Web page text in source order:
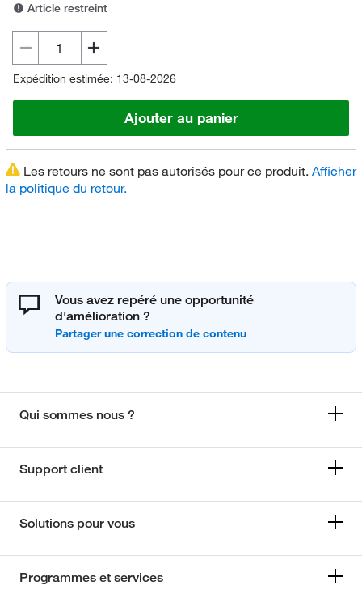
Article restreint
Expédition estimée: 13-08-2026
Ajouter au panier
Les retours ne sont pas autorisés pour ce produit. Afficher
la politique du retour.
Vous avez repéré une opportunité
d'amélioration ?
Qui sommes nous ?
Support client
Solutions pour vous
Programmes et services